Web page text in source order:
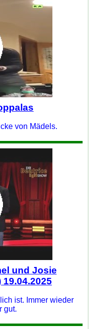
von Mädels.
und Josie
ist. Immer wieder
gut.